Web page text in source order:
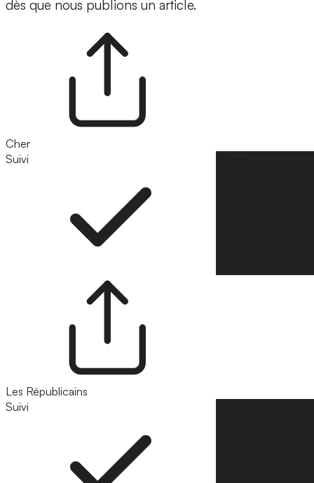
dès que nous publions un article.
Cher
Suivi
Les Républicains
Suivi